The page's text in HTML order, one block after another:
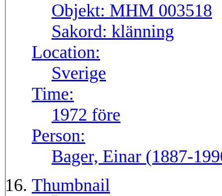
Objekt: MHM 003518
Sakord: klänning
Location:
Sverige
Time:
1972 före
Person:
Bager, Einar (1887-
Thumbnail